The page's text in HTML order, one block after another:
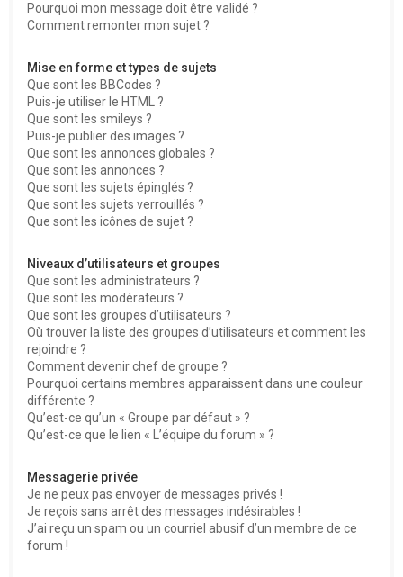
Pourquoi mon message doit être validé ?
Comment remonter mon sujet ?
Mise en forme et types de sujets
Que sont les BBCodes ?
Puis-je utiliser le HTML ?
Que sont les smileys ?
Puis-je publier des images ?
Que sont les annonces globales ?
Que sont les annonces ?
Que sont les sujets épinglés ?
Que sont les sujets verrouillés ?
Que sont les icônes de sujet ?
Niveaux d’utilisateurs et groupes
Que sont les administrateurs ?
Que sont les modérateurs ?
Que sont les groupes d’utilisateurs ?
Où trouver la liste des groupes d’utilisateurs et comment les
rejoindre ?
Comment devenir chef de groupe ?
Pourquoi certains membres apparaissent dans une couleur
différente ?
Qu’est-ce qu’un « Groupe par défaut » ?
Qu’est-ce que le lien « L’équipe du forum » ?
Messagerie privée
Je ne peux pas envoyer de messages privés !
Je reçois sans arrêt des messages indésirables !
J’ai reçu un spam ou un courriel abusif d’un membre de ce
forum !